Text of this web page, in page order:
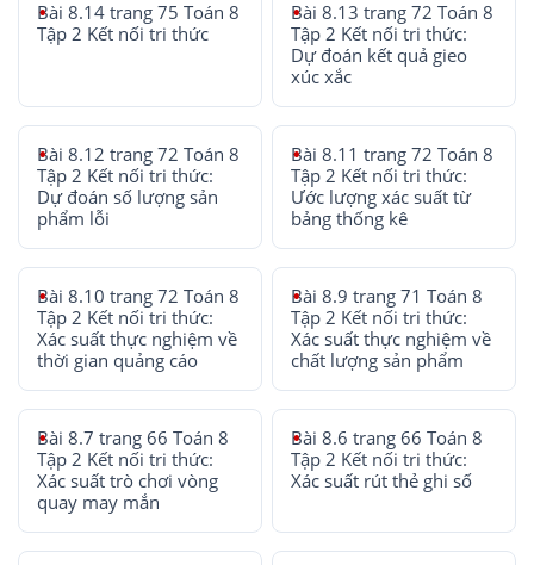
Bài 8.14 trang 75 Toán 8
Tập 2 Kết nối tri thức
Bài 8.13 trang 72 Toán 8
Tập 2 Kết nối tri thức:
Dự đoán kết quả gieo
xúc xắc
Bài 8.12 trang 72 Toán 8
Tập 2 Kết nối tri thức:
Dự đoán số lượng sản
phẩm lỗi
Bài 8.11 trang 72 Toán 8
Tập 2 Kết nối tri thức:
Ước lượng xác suất từ
bảng thống kê
Bài 8.10 trang 72 Toán 8
Tập 2 Kết nối tri thức:
Xác suất thực nghiệm về
thời gian quảng cáo
Bài 8.9 trang 71 Toán 8
Tập 2 Kết nối tri thức:
Xác suất thực nghiệm về
chất lượng sản phẩm
Bài 8.7 trang 66 Toán 8
Tập 2 Kết nối tri thức:
Xác suất trò chơi vòng
quay may mắn
Bài 8.6 trang 66 Toán 8
Tập 2 Kết nối tri thức:
Xác suất rút thẻ ghi số